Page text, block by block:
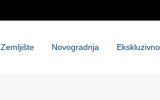
Zemljište Novogradnja Ekskluzivno